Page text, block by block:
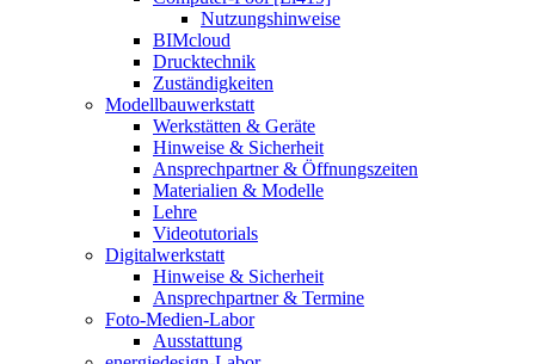
Nutzungshinweise
BIMcloud
Drucktechnik
Zuständigkeiten
Modellbauwerkstatt
Werkstätten & Geräte
Hinweise & Sicherheit
Ansprechpartner & Öffnungszeiten
Materialien & Modelle
Lehre
Videotutorials
Digitalwerkstatt
Hinweise & Sicherheit
Ansprechpartner & Termine
Foto-Medien-Labor
Ausstattung